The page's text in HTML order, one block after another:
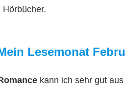
Hörbücher.
Lesemonat
kann ich sehr gut aus